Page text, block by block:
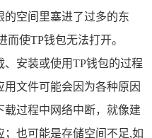
的空间里塞进了过多的东
使TP钱包无法打开。
、安装或使用TP钱包的过程
文件可能会因为各种原因
载过程中网络中断，就像建
也可能是存储空间不足,如